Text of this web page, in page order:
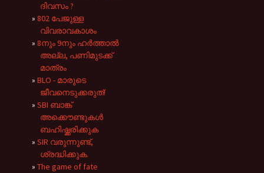
ദിവസം ?
802 പേജുള്ള
വിവരാവകാശം
8നും 9നും ഹർത്താൽ
അല്ല, പണിമുടക്ക്
മാത്രം
BLO - മാരുടെ
ജീവനെടുക്കരുത്!
SBI ബാങ്ക്
അക്കൌണ്ടുകൾ
ബഹിഷ്ക്കരിക്കുക
SIR വരുന്നുണ്ട്,
ശ്രദ്ധിക്കുക.
The game of fate